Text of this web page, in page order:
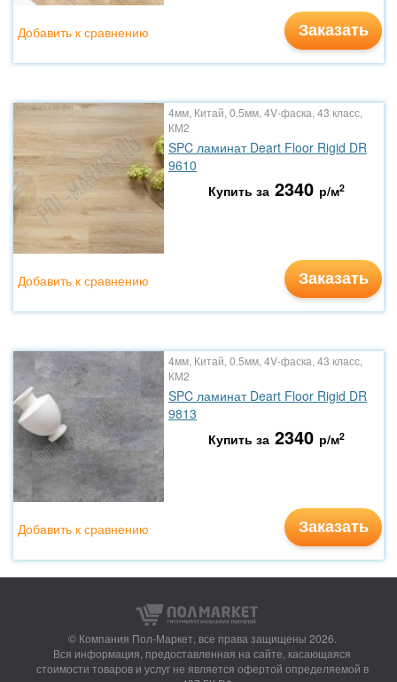
Заказать
Добавить к сравнению
4мм, Китай, 0.5мм, 4V-фаска, 43 класс,
КМ2
SPC ламинат Deart Floor Rigid DR
9610
Купить за 2340 р/м2
Заказать
Добавить к сравнению
4мм, Китай, 0.5мм, 4V-фаска, 43 класс,
КМ2
SPC ламинат Deart Floor Rigid DR
9813
Купить за 2340 р/м2
Заказать
Добавить к сравнению
© Компания Пол-Маркет, все права защищены 2026.
Вся информация, предоставленная на сайте, касающаяся
стоимости товаров и услуг не является офертой определяемой в